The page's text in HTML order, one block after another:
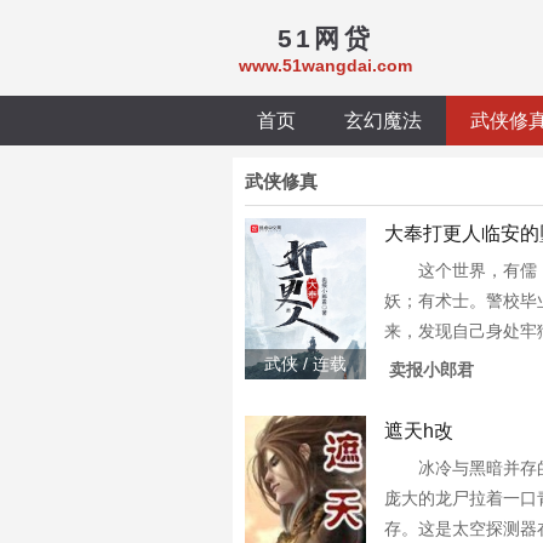
51网贷
www.51wangdai.com
首页 玄幻魔法 武侠修
武侠修真
武侠 / 连载
大奉打更人临安
这个世界，有儒
妖；有术士。警校毕
来，发现自己身处牢
放边陲他起初的目
度日。多年后，许七
卖报小郎君
遮天h改
冰冷与黑暗并
庞大的龙尸拉着一
存。这是太空探测器